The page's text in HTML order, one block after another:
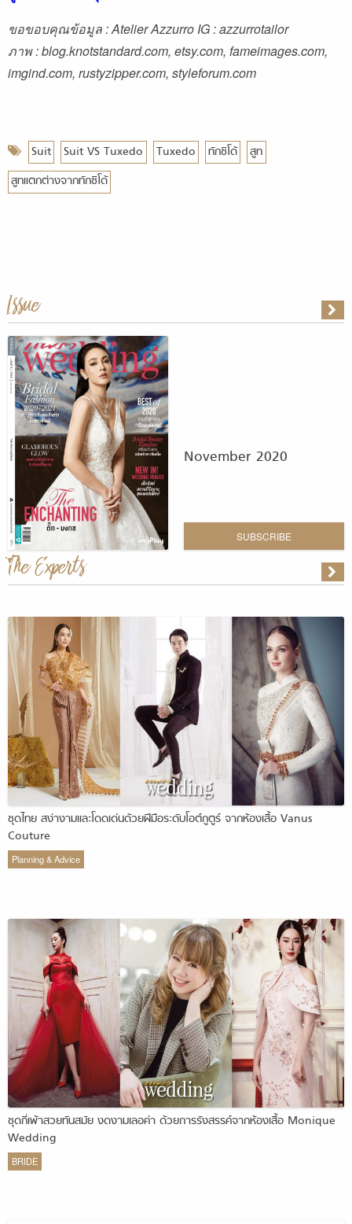
ขอขอบคุณข้อมูล : Atelier Azzurro IG : azzurrotailor
ภาพ : blog.knotstandard.com, etsy.com, fameimages.com,
imgind.com, rustyzipper.com, styleforum.com
Suit Suit VS Tuxedo Tuxedo ทักซิโด้
สูท
สูทแตกต่างจากทักซิโด้
Issue
November 2020
SUBSCRIBE
The Experts
ชุดไทย สง่างามและโดดเด่นด้วยฝีมือระดับโอต์กูตูร์ จากห้องเสื้อ Vanus
Couture
Planning & Advice
ชุดกี่เพ้าสวยทันสมัย งดงามเลอค่า ด้วยการรังสรรค์จากห้องเสื้อ Monique
Wedding
BRIDE